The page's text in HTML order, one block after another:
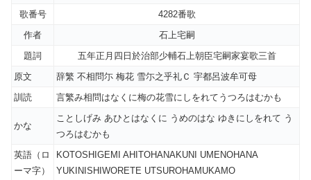
歌番号
4282番歌
作者
石上宅嗣
題詞
五年正月四日於治部少輔石上朝臣宅嗣家宴歌三首
原文
辞繁 不相問尓 梅花 雪尓之乎礼Ｃ 宇都呂波牟可母
訓読
言繁み相問はなくに梅の花雪にしをれてうつろはむかも
かな
ことしげみ あひとはなくに うめのはな ゆきにしをれて う
つろはむかも
英語（ロ
ーマ字）
KOTOSHIGEMI AHITOHANAKUNI UMENOHANA
YUKINISHIWORETE UTSUROHAMUKAMO